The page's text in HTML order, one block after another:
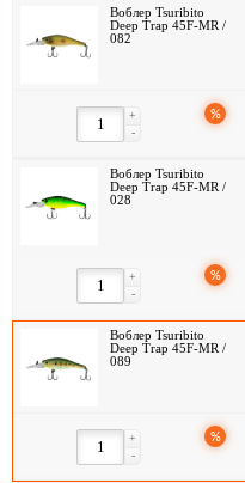
Воблер Tsuribito
Deep Trap 45F-MR /
082
-
+ %
Воблер Tsuribito
Deep Trap 45F-MR /
028
-
+ %
Воблер Tsuribito
Deep Trap 45F-MR /
089
-
+ %